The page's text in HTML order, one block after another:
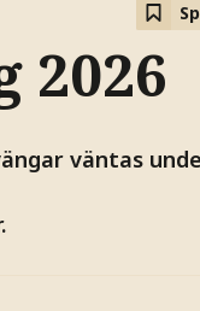
2026
väntas